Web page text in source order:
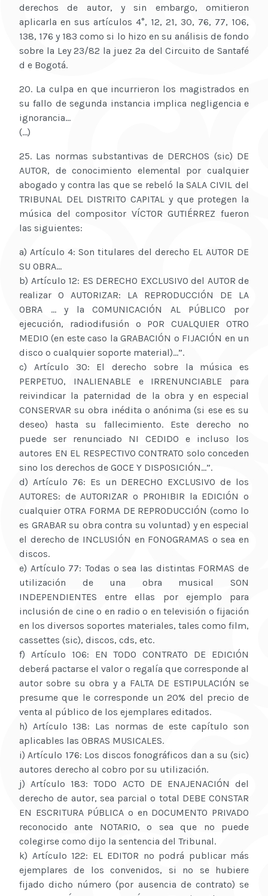
derechos de autor, y sin embargo, omitieron
aplicarla en sus artículos 4°, 12, 21, 30, 76, 77, 106,
138, 176 y 183 como si lo hizo en su análisis de fondo
sobre la Ley 23/82 la juez 2ª del Circuito de Santafé
d e Bogotá.
20. La culpa en que incurrieron los magistrados en
su fallo de segunda instancia implica negligencia e
ignorancia...
(...)
25. Las normas substantivas de DERCHOS (sic) DE
AUTOR, de conocimiento elemental por cualquier
abogado y contra las que se rebeló la SALA CIVIL del
TRIBUNAL DEL DISTRITO CAPITAL y que protegen la
música del compositor VÍCTOR GUTIÉRREZ fueron
las siguientes:
a) Artículo 4: Son titulares del derecho EL AUTOR DE
SU OBRA...
b) Artículo 12: ES DERECHO EXCLUSIVO del AUTOR de
realizar O AUTORIZAR: LA REPRODUCCIÓN DE LA
OBRA ... y la COMUNICACIÓN AL PÚBLICO por
ejecución, radiodifusión o POR CUALQUIER OTRO
MEDIO (en este caso la GRABACIÓN o FIJACIÓN en un
disco o cualquier soporte material)...”.
c) Artículo 30: El derecho sobre la música es
PERPETUO, INALIENABLE e IRRENUNCIABLE para
reivindicar la paternidad de la obra y en especial
CONSERVAR su obra inédita o anónima (si ese es su
deseo) hasta su fallecimiento. Este derecho no
puede ser renunciado NI CEDIDO e incluso los
autores EN EL RESPECTIVO CONTRATO solo conceden
sino los derechos de GOCE Y DISPOSICIÓN...”.
d) Artículo 76: Es un DERECHO EXCLUSIVO de los
AUTORES: de AUTORIZAR o PROHIBIR la EDICIÓN o
cualquier OTRA FORMA DE REPRODUCCIÓN (como lo
es GRABAR su obra contra su voluntad) y en especial
el derecho de INCLUSIÓN en FONOGRAMAS o sea en
discos.
e) Artículo 77: Todas o sea las distintas FORMAS de
utilización de una obra musical SON
INDEPENDIENTES entre ellas por ejemplo para
inclusión de cine o en radio o en televisión o fijación
en los diversos soportes materiales, tales como film,
cassettes (sic), discos, cds, etc.
f) Artículo 106: EN TODO CONTRATO DE EDICIÓN
deberá pactarse el valor o regalía que corresponde al
autor sobre su obra y a FALTA DE ESTIPULACIÓN se
presume que le corresponde un 20% del precio de
venta al público de los ejemplares editados.
h) Artículo 138: Las normas de este capítulo son
aplicables las OBRAS MUSICALES.
i) Artículo 176: Los discos fonográficos dan a su (sic)
autores derecho al cobro por su utilización.
j) Artículo 183: TODO ACTO DE ENAJENACIÓN del
derecho de autor, sea parcial o total DEBE CONSTAR
EN ESCRITURA PÚBLICA o en DOCUMENTO PRIVADO
reconocido ante NOTARIO, o sea que no puede
colegirse como dijo la sentencia del Tribunal.
k) Artículo 122: EL EDITOR no podrá publicar más
ejemplares de los convenidos, si no se hubiere
fijado dicho número (por ausencia de contrato) se